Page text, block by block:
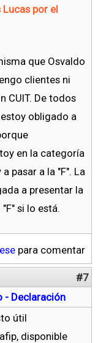
Lucas por el
que Osvaldo
clientes ni
CUIT. De todos
obligado a
en la categoría
pasar a la "F". La
a presentar la
si lo está.
para comentar
#7
- Declaración
útil
disponible